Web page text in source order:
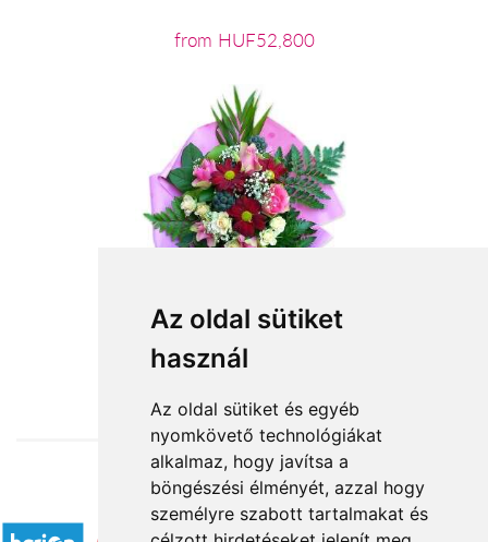
Az oldal sütiket
használ
Az oldal sütiket és egyéb
nyomkövető technológiákat
alkalmaz, hogy javítsa a
böngészési élményét, azzal hogy
személyre szabott tartalmakat és
from HUF52,800
from HUF24,800
Accepted payment methods